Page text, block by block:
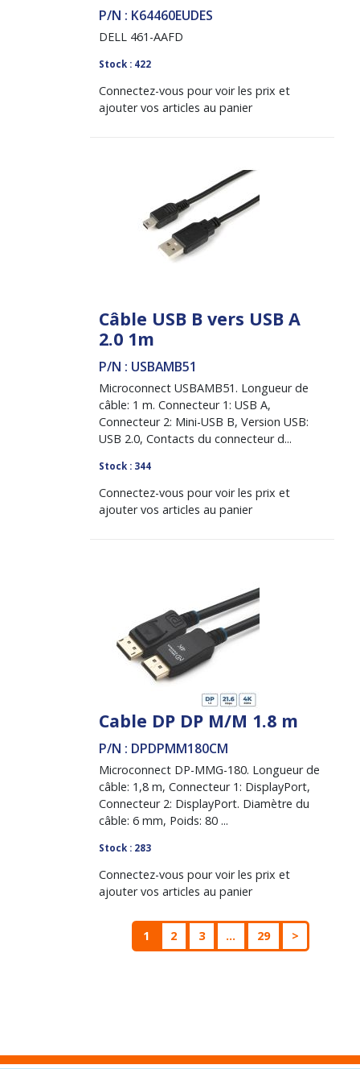
P/N : K64460EUDES
DELL 461-AAFD
Stock : 422
Connectez-vous pour voir les prix et
ajouter vos articles au panier
Câble USB B vers USB A
2.0 1m
P/N : USBAMB51
Microconnect USBAMB51. Longueur de
câble: 1 m. Connecteur 1: USB A,
Connecteur 2: Mini-USB B, Version USB:
USB 2.0, Contacts du connecteur d...
Stock : 344
Connectez-vous pour voir les prix et
ajouter vos articles au panier
Cable DP DP M/M 1.8 m
P/N : DPDPMM180CM
Microconnect DP-MMG-180. Longueur de
câble: 1,8 m, Connecteur 1: DisplayPort,
Connecteur 2: DisplayPort. Diamètre du
câble: 6 mm, Poids: 80 ...
Stock : 283
Connectez-vous pour voir les prix et
ajouter vos articles au panier
1 2 3 ... 29 >